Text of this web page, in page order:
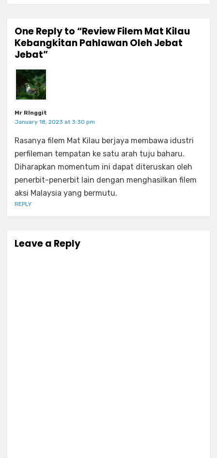
One Reply to “Review Filem Mat Kilau
Kebangkitan Pahlawan Oleh Jebat
Jebat”
Mr RInggit
January 18, 2023 at 3:30 pm
Rasanya filem Mat Kilau berjaya membawa idustri
perfileman tempatan ke satu arah tuju baharu.
Diharapkan momentum ini dapat diteruskan oleh
penerbit-penerbit lain dengan menghasilkan filem
aksi Malaysia yang bermutu.
REPLY
Leave a Reply